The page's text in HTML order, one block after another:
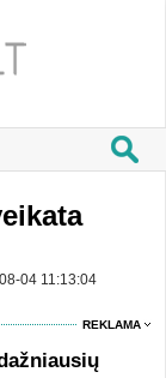
04 11:13:04
REKLAMA